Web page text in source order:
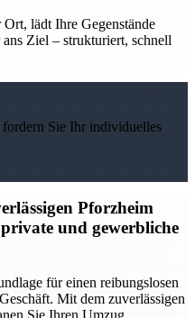
lädt Ihre Gegenstände
Ziel – strukturiert, schnell
fordern Sie Ihr individuelles
Pforzheim
und gewerbliche
für einen reibungslosen
Mit dem zuverlässigen
Sie Ihren Umzug